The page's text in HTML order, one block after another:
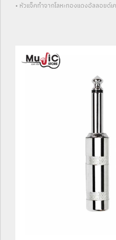
• หัวแจ็คทำจากโลหะทองแดงอัลลอยด์เ